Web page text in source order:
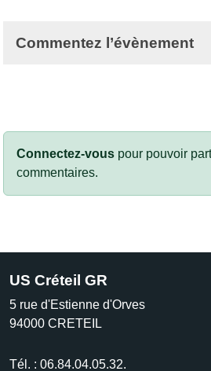
Commentez l’évènement
Connectez-vous pour pouvoir
commentaires.
US Créteil GR
5 rue d'Estienne d'Orves
94000 CRETEIL
Tél. : 06.84.04.05.32.